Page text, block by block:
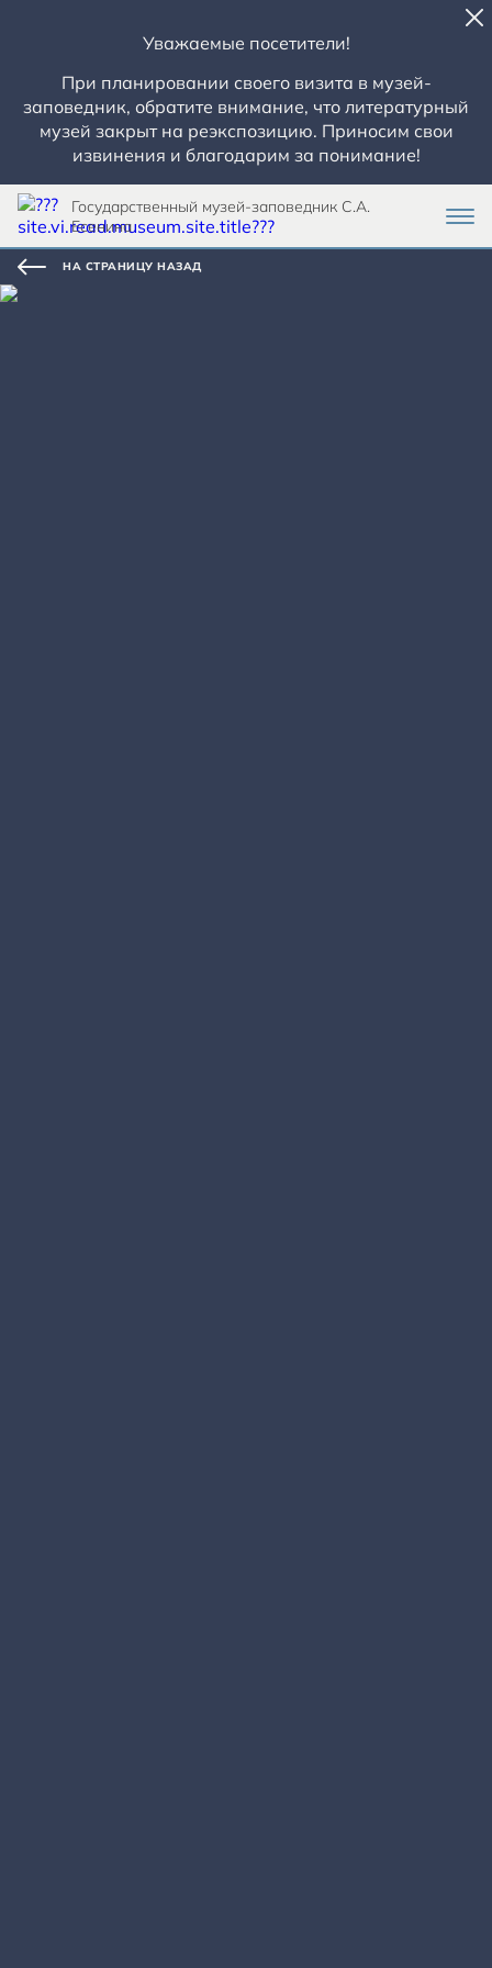
Уважаемые посетители!
При планировании своего визита в музей-
заповедник, обратите внимание, что литературный
музей закрыт на реэкспозицию. Приносим свои
извинения и благодарим за понимание!
Государственный музей-заповедник С.А.
Есенина
НА СТРАНИЦУ НАЗАД